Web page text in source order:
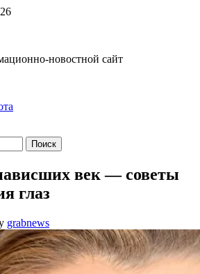
новостной сайт
век — советы
глаз
grabnews